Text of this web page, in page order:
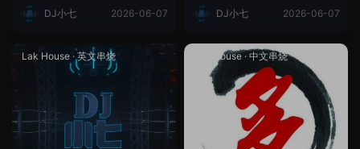
DJ小七 2026-06-07 DJ小七 2026-06-07
Lak House ·英文串烧 Lak House· 中文串烧